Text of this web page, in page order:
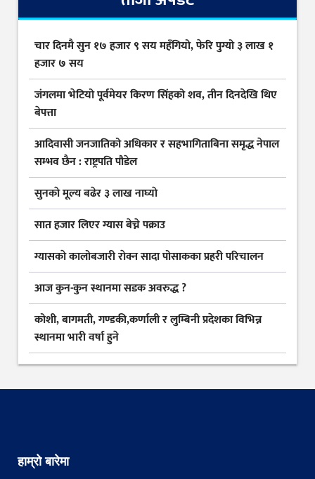
चार दिनमै सुन १७ हजार ९ सय महँगियो, फेरि पुग्यो ३ लाख १
हजार ७ सय
जंगलमा भेटियो पूर्वमेयर किरण सिंहको शव, तीन दिनदेखि थिए
बेपत्ता
आदिवासी जनजातिको अधिकार र सहभागिताबिना समृद्ध नेपाल
सम्भव छैन : राष्ट्रपति पौडेल
सुनकाे मूल्य बढेर ३ लाख नाघ्याे
सात हजार लिएर ग्यास बेच्ने पक्राउ
ग्यासकाे कालोबजारी राेक्न सादा पोसाकका प्रहरी परिचालन
आज कुन-कुन स्थानमा सडक अवरुद्ध ?
कोशी, बागमती, गण्डकी,कर्णाली र लुम्बिनी प्रदेशका विभिन्न
स्थानमा भारी वर्षा हुने
हाम्रो बारेमा